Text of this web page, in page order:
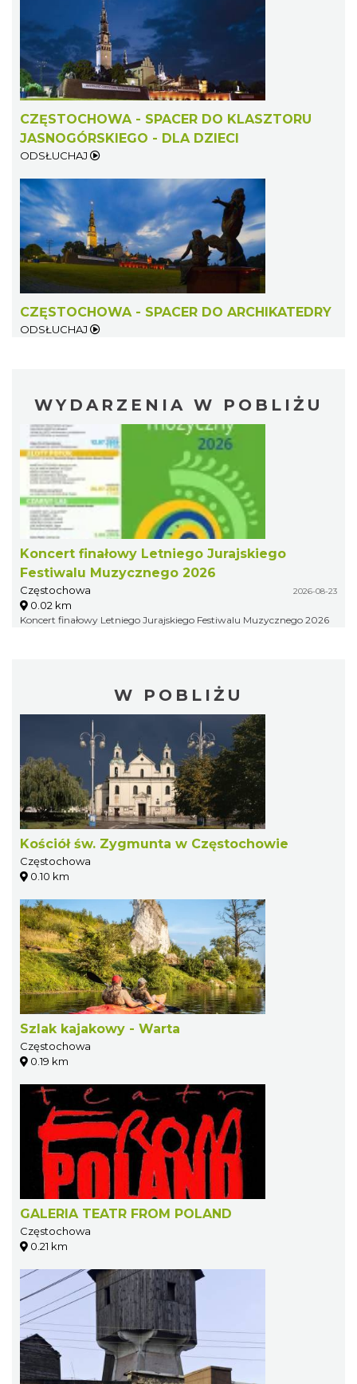
CZĘSTOCHOWA - SPACER DO KLASZTORU
JASNOGÓRSKIEGO - DLA DZIECI
ODSŁUCHAJ
CZĘSTOCHOWA - SPACER DO ARCHIKATEDRY
ODSŁUCHAJ
WYDARZENIA W POBLIŻU
Koncert finałowy Letniego Jurajskiego
Festiwalu Muzycznego 2026
Częstochowa 2026-08-23
0.02 km
Koncert finałowy Letniego Jurajskiego Festiwalu Muzycznego 2026
W POBLIŻU
Kościół św. Zygmunta w Częstochowie
Częstochowa
0.10 km
Szlak kajakowy - Warta
Częstochowa
0.19 km
GALERIA TEATR FROM POLAND
Częstochowa
0.21 km